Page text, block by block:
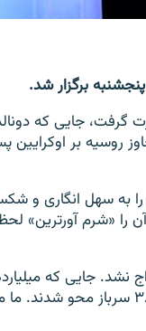
برگزار شد.
گرفت، جایی که
روسیه بر اوکرایین
به سهل انگاری و
را «شرم آورترین»
نشد. جایی که
مهمات را پشت سر ماندیم. ما ۱۳ عسکر خوب را از دست دادیم.